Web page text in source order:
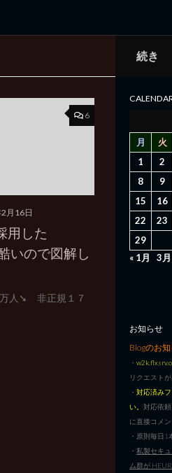
6
月16日
用した
いので図解し
人➘ 非正規１７
続き
月
火
1
2
8
9
15
16
22
23
29
« 1月
3月
お知らせ
Blogのお
・
リクエスト
・ 対応済み
い。 対応依
に直接コメ
・原則毎日
・ 私製セキ
ム群が